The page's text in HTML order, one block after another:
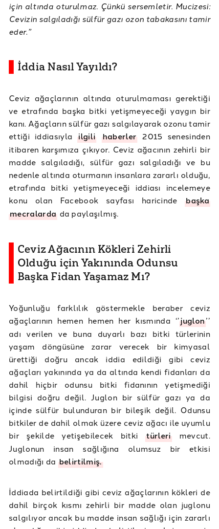
için altında oturulmaz. Çünkü sersemletir. Mucizesi:
Cevizin salgıladığı sülfür gazı ozon tabakasını tamir
eder.”
İddia Nasıl Yayıldı?
Ceviz ağaçlarının altında oturulmaması gerektiği
ve etrafında başka bitki yetişmeyeceği yaygın bir
kanı. Ağaçların sülfür gazı salgılayarak ozonu tamir
ettiği iddiasıylailgili haberler 2015 senesinden
itibaren karşımıza çıkıyor. Ceviz ağacının zehirli bir
madde salgıladığı, sülfür gazı salgıladığı ve bu
nedenle altında oturmanın insanlara zararlı olduğu,
etrafında bitki yetişmeyeceği iddiası incelemeye
konu olan Facebook sayfası haricindebaşka
mecralarda da paylaşılmış.
Ceviz Ağacının Kökleri Zehirli
Olduğu için Yakınında Odunsu
Başka Fidan Yaşamaz Mı?
Yoğunluğu farklılık göstermekle beraber ceviz
ağaçlarının hemen hemen her kısmında ‘’juglon’’
adı verilen ve buna duyarlı bazı bitki türlerinin
yaşam döngüsüne zarar verecek bir kimyasal
ürettiği doğru ancak iddia edildiği gibi ceviz
ağaçları yakınında ya da altında kendi fidanları da
dahil hiçbir odunsu bitki fidanının yetişmediği
bilgisi doğru değil. Juglon bir sülfür gazı ya da
içinde sülfür bulunduran bir bileşik değil. Odunsu
bitkiler de dahil olmak üzere ceviz ağacı ile uyumlu
bir şekilde yetişebilecek bitkitürlerimevcut.
Juglonun insan sağlığına olumsuz bir etkisi
olmadığı da belirtilmiş.
İddiada belirtildiği gibi ceviz ağaçlarının kökleri de
dahil birçok kısmı zehirli bir madde olan juglonu
salgılıyor ancak bu madde insan sağlığı için zararlı